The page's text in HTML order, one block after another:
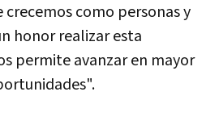
crecemos como personas y
honor realizar esta
permite avanzar en mayor